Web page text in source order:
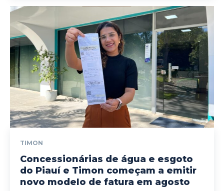
TIMON
Concessionárias de água e esgoto
do Piauí e Timon começam a emitir
novo modelo de fatura em agosto